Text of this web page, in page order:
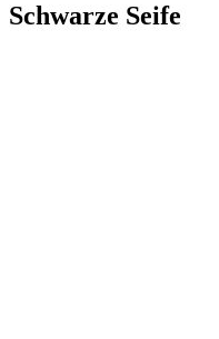
Schwarze Seife